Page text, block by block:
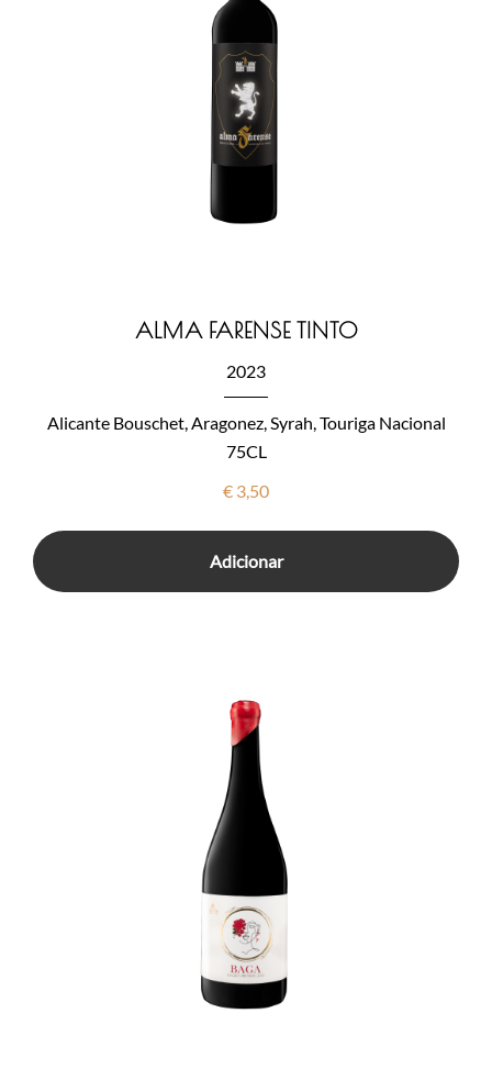
ALMA FARENSE TINTO
2023
Alicante Bouschet, Aragonez, Syrah, Touriga Nacional
75CL
€ 3,50
Adicionar